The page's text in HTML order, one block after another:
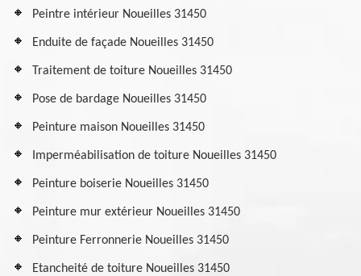
Peintre intérieur Noueilles 31450
Enduite de façade Noueilles 31450
Traitement de toiture Noueilles 31450
Pose de bardage Noueilles 31450
Peinture maison Noueilles 31450
Imperméabilisation de toiture Noueilles 31450
Peinture boiserie Noueilles 31450
Peinture mur extérieur Noueilles 31450
Peinture Ferronnerie Noueilles 31450
Etancheité de toiture Noueilles 31450